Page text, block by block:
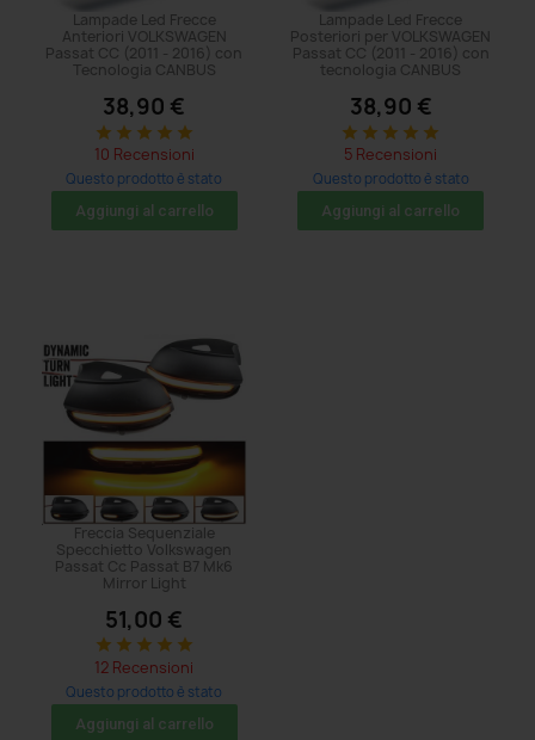
Lampade Led Frecce
Anteriori VOLKSWAGEN
Passat CC (2011 - 2016) con
Tecnologia CANBUS
38,90 €
star star star star star
10 Recensioni
Questo prodotto è stato
acquistato: 5 volte
Aggiungi al carrello
Lampade Led Frecce
Posteriori per VOLKSWAGEN
Passat CC (2011 - 2016) con
tecnologia CANBUS
38,90 €
star star star star star
5 Recensioni
Questo prodotto è stato
acquistato: 5 volte
Aggiungi al carrello
Freccia Sequenziale
Specchietto Volkswagen
Passat Cc Passat B7 Mk6
Mirror Light
51,00 €
star star star star star
12 Recensioni
Questo prodotto è stato
acquistato: 20 volte
Aggiungi al carrello